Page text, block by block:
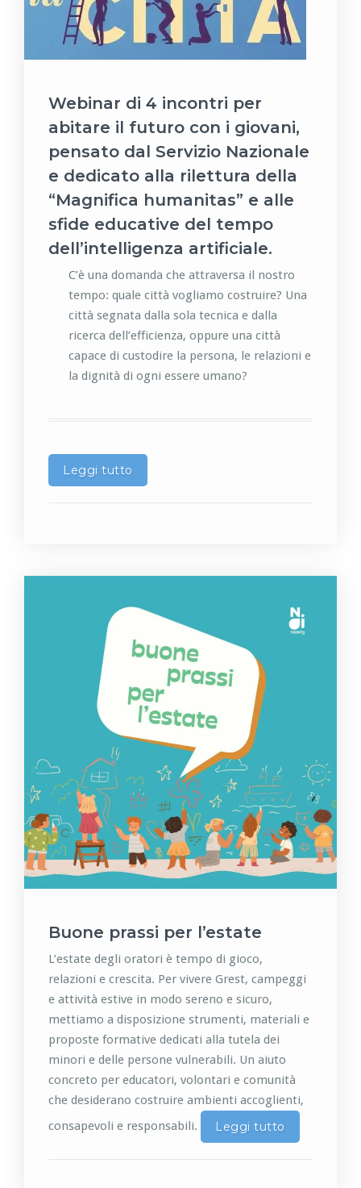
Webinar di 4 incontri per
abitare il futuro con i giovani,
pensato dal Servizio Nazionale
e dedicato alla rilettura della
“Magnifica humanitas” e alle
sfide educative del tempo
dell’intelligenza artificiale.
C’è una domanda che attraversa il nostro
tempo: quale città vogliamo costruire? Una
città segnata dalla sola tecnica e dalla
ricerca dell’efficienza, oppure una città
capace di custodire la persona, le relazioni e
la dignità di ogni essere umano?
Leggi tutto
Buone prassi per l’estate
L’estate degli oratori è tempo di gioco,
relazioni e crescita. Per vivere Grest, campeggi
e attività estive in modo sereno e sicuro,
mettiamo a disposizione strumenti, materiali e
proposte formative dedicati alla tutela dei
minori e delle persone vulnerabili. Un aiuto
concreto per educatori, volontari e comunità
che desiderano costruire ambienti accoglienti,
consapevoli e responsabili.
Leggi tutto